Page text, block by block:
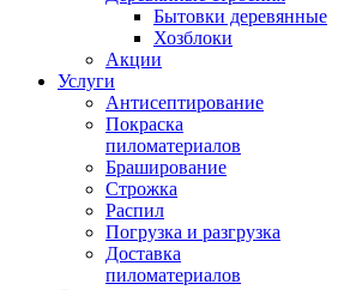
Бытовки деревянные
Хозблоки
Акции
Услуги
Антисептирование
Покраска
пиломатериалов
Браширование
Строжка
Распил
Погрузка и разгрузка
Доставка
пиломатериалов